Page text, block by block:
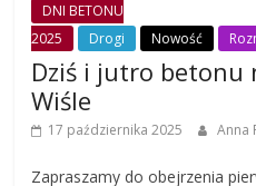
DNI BETONU
2025
Drogi Nowość
Dziś i jutro betonu
Wiśle
17 października 2025 Anna
Zapraszamy do obejrzenia